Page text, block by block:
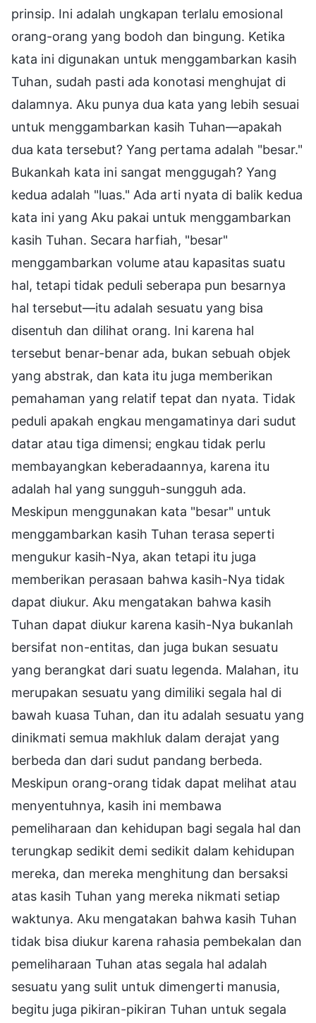
prinsip. Ini adalah ungkapan terlalu emosional
orang-orang yang bodoh dan bingung. Ketika
kata ini digunakan untuk menggambarkan kasih
Tuhan, sudah pasti ada konotasi menghujat di
dalamnya. Aku punya dua kata yang lebih sesuai
untuk menggambarkan kasih Tuhan—apakah
dua kata tersebut? Yang pertama adalah "besar."
Bukankah kata ini sangat menggugah? Yang
kedua adalah "luas." Ada arti nyata di balik kedua
kata ini yang Aku pakai untuk menggambarkan
kasih Tuhan. Secara harfiah, "besar"
menggambarkan volume atau kapasitas suatu
hal, tetapi tidak peduli seberapa pun besarnya
hal tersebut—itu adalah sesuatu yang bisa
disentuh dan dilihat orang. Ini karena hal
tersebut benar-benar ada, bukan sebuah objek
yang abstrak, dan kata itu juga memberikan
pemahaman yang relatif tepat dan nyata. Tidak
peduli apakah engkau mengamatinya dari sudut
datar atau tiga dimensi; engkau tidak perlu
membayangkan keberadaannya, karena itu
adalah hal yang sungguh-sungguh ada.
Meskipun menggunakan kata "besar" untuk
menggambarkan kasih Tuhan terasa seperti
mengukur kasih-Nya, akan tetapi itu juga
memberikan perasaan bahwa kasih-Nya tidak
dapat diukur. Aku mengatakan bahwa kasih
Tuhan dapat diukur karena kasih-Nya bukanlah
bersifat non-entitas, dan juga bukan sesuatu
yang berangkat dari suatu legenda. Malahan, itu
merupakan sesuatu yang dimiliki segala hal di
bawah kuasa Tuhan, dan itu adalah sesuatu yang
dinikmati semua makhluk dalam derajat yang
berbeda dan dari sudut pandang berbeda.
Meskipun orang-orang tidak dapat melihat atau
menyentuhnya, kasih ini membawa
pemeliharaan dan kehidupan bagi segala hal dan
terungkap sedikit demi sedikit dalam kehidupan
mereka, dan mereka menghitung dan bersaksi
atas kasih Tuhan yang mereka nikmati setiap
waktunya. Aku mengatakan bahwa kasih Tuhan
tidak bisa diukur karena rahasia pembekalan dan
pemeliharaan Tuhan atas segala hal adalah
sesuatu yang sulit untuk dimengerti manusia,
begitu juga pikiran-pikiran Tuhan untuk segala